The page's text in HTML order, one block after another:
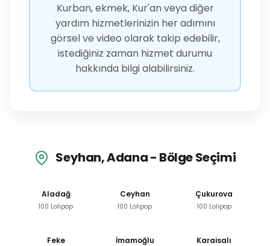
Kurban, ekmek, Kur'an veya diğer
yardım hizmetlerinizin her adımını
görsel ve video olarak takip edebilir,
istediğiniz zaman hizmet durumu
hakkında bilgi alabilirsiniz.
Seyhan, Adana - Bölge Seçimi
Aladağ
100 Lolipop
Ceyhan
100 Lolipop
Çukurova
100 Lolipop
Feke İmamoğlu Karaisalı